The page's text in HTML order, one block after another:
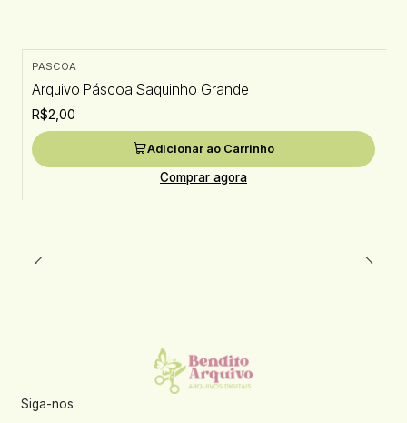
PASCOA
Arquivo Páscoa Saquinho Grande
R$2,00
Adicionar ao Carrinho
Comprar agora
Siga-nos